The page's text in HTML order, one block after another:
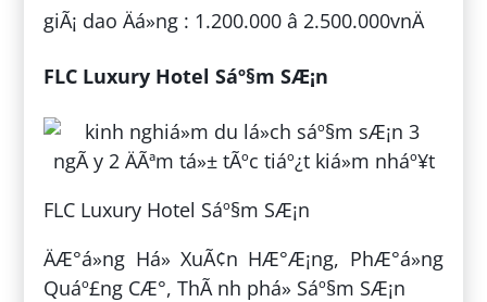
giÃ¡ dao Äá»ng : 1.200.000 â 2.500.000vnÄ
FLC Luxury Hotel Sáº§m SÆ¡n
FLC Luxury Hotel Sáº§m SÆ¡n
ÄÆ°á»ng Há» XuÃ¢n HÆ°Æ¡ng, PhÆ°á»ng
Quáº£ng CÆ°, ThÃ nh phá» Sáº§m SÆ¡n